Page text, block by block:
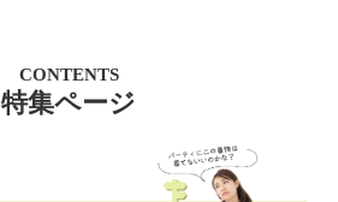
CONTENTS
特集ページ